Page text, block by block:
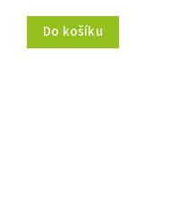
Do košíku